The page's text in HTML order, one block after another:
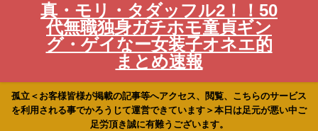
真・モリ・タダッフル2！！50
代無職独身ガチホモ童貞ギン
グ・ゲイなー女装子オネエ的
まとめ速報
孤立＜お客様皆様が掲載の記事等へアクセス、閲覧、こちらのサービス
を利用される事でかろうじて運営できています＞本日は足元が悪い中ご
足労頂き誠に有難うございます。